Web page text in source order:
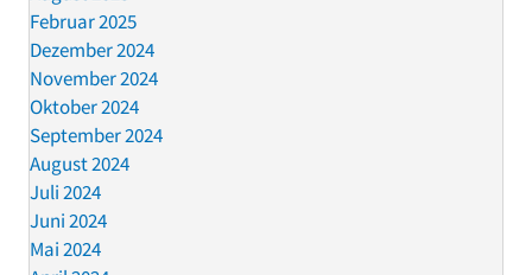
Februar 2025
Dezember 2024
November 2024
Oktober 2024
September 2024
August 2024
Juli 2024
Juni 2024
Mai 2024